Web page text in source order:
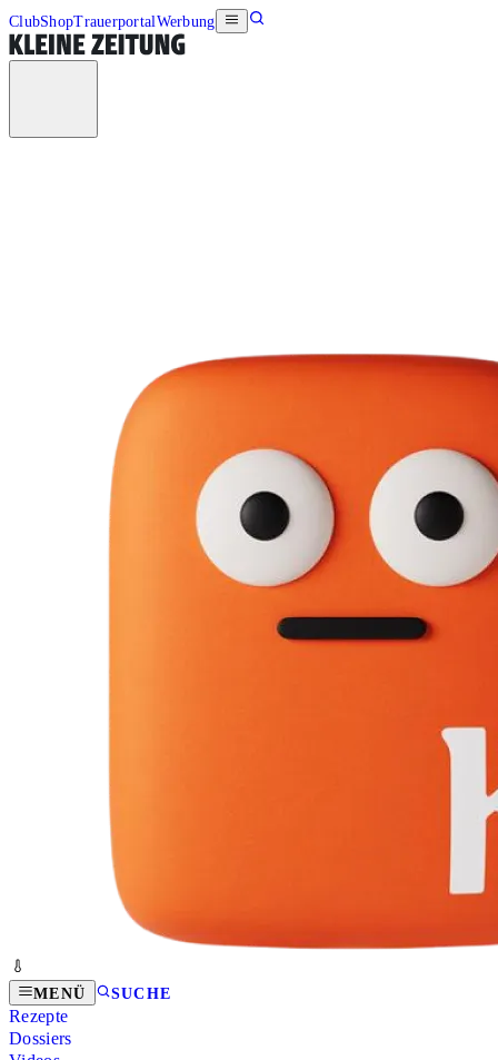
ClubShopTrauerportalWerbung
MENÜ SUCHE
Rezepte
Dossiers